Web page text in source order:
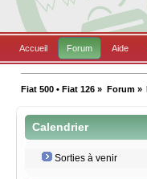
Accueil Forum Aide
Fiat 500 • Fiat 126 » Forum»
Calendrier
Sorties à venir